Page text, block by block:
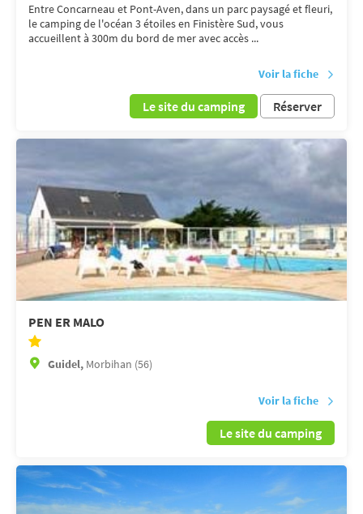
Entre Concarneau et Pont-Aven, dans un parc paysagé et fleuri,
le camping de l'océan 3 étoiles en Finistère Sud, vous
accueillent à 300m du bord de mer avec accès ...
Voir la fiche
Le site du camping Réserver
PEN ER MALO
Guidel, Morbihan (56)
Voir la fiche
Le site du camping